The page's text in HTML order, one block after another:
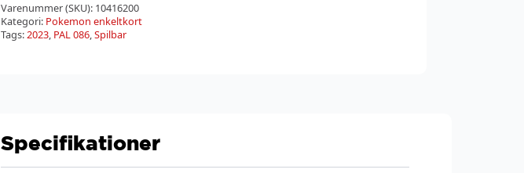
Varenummer (SKU): 10416200
Kategori: Pokemon enkeltkort
Tags:2023, PAL 086,Spilbar
Specifikationer